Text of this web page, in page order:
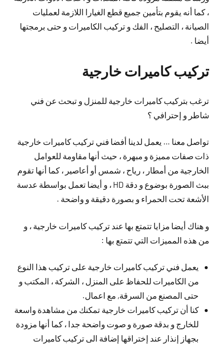
، كما أنه يقوم بتأمين جميع قطع الغيارا اللازمة لعمليات
الصيانة ، التصليح ، الفك و تركيب الكاميرات و حتى برمجتها
أيضا .
تركيب كاميرات خارجية
ترغب بتركيب كاميرات خارجية للمنزل و تبحث عن فني
شاطر و إحترافي ؟
تواصل معنا … يعمل لدينا أفضا فني تركيب كاميرات خارجية
ذات صفات مميزة و مبهرة ، حيث أنها مقاومة للعوامل
الخارجية من أمطار ، رياح ، شمس أو أعاصير ، كما أنها تقوم
ببث الصورة بوضوع و دقة HD ، و أيضا تعمل بواسطة عدسة
الأشعة تحت الحمراء و بصورة دقيقة و واضحة .
و هناك أيضا مزايا تتمتع بها عند تركيب كاميرات خارجية ، و
من هذه المميزات التي تتمتع بها :
يعمل فني تركيب كاميرات خارجية على تركيب هذا النوع
من الكاميرات للحفاظ على المنزل ، الشركة ، المكتب و
حتى المصنع من السرقة, مع اعمال.
كنا أن تركيب كاميرات خارجية تمكنك من مشاهدة واسعة
للخارج و بدقة صورة و صوت واضحة جدا ، كما أنها مزودة
بجهاز إنذار عند إختراقها إضافة الى تركيب كاميرات